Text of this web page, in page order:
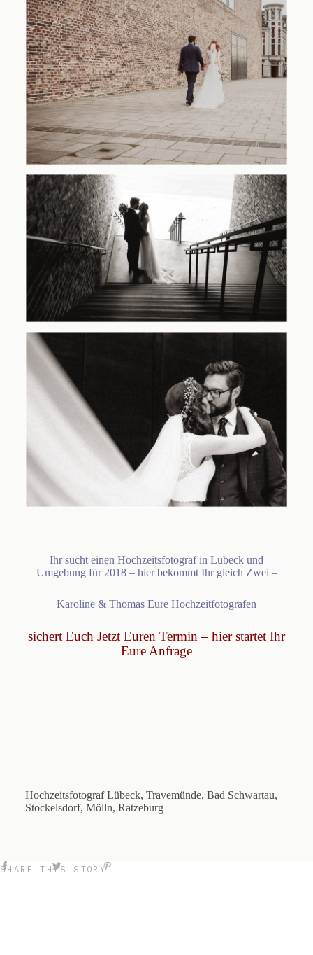
Ihr sucht einen Hochzeitsfotograf in Lübeck und
Umgebung für 2018 – hier bekommt Ihr gleich Zwei –
Karoline & Thomas Eure Hochzeitfotografen
sichert Euch Jetzt Euren Termin – hier startet Ihr
Eure Anfrage
Hochzeitsfotograf Lübeck, Travemünde, Bad Schwartau,
Stockelsdorf, Mölln, Ratzeburg
SHARE THIS STORY